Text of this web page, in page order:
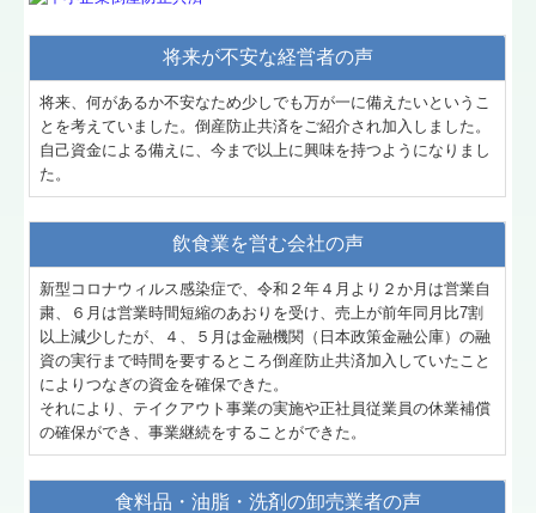
将来が不安な経営者の声
将来、何があるか不安なため少しでも万が一に備えたいというこ
とを考えていました。倒産防止共済をご紹介され加入しました。
自己資金による備えに、今まで以上に興味を持つようになりまし
た。
飲食業を営む会社の声
新型コロナウィルス感染症で、令和２年４月より２か月は営業自
粛、６月は営業時間短縮のあおりを受け、売上が前年同月比7割
以上減少したが、４、５月は金融機関（日本政策金融公庫）の融
資の実行まで時間を要するところ倒産防止共済加入していたこと
によりつなぎの資金を確保できた。
それにより、テイクアウト事業の実施や正社員従業員の休業補償
の確保ができ、事業継続をすることができた。
食料品・油脂・洗剤の卸売業者の声